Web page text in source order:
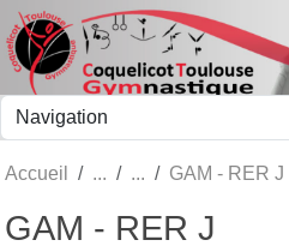
Accueil GAM - RER J
GAM - RER J
Panneau de gestion des cookies